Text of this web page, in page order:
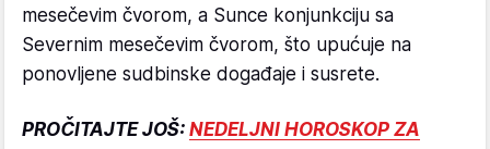
mesečevim čvorom, a Sunce konjunkciju sa
Severnim mesečevim čvorom, što upućuje na
ponovljene sudbinske događaje i susrete.
PROČITAJTE JOŠ: NEDELJNI HOROSKOP ZA